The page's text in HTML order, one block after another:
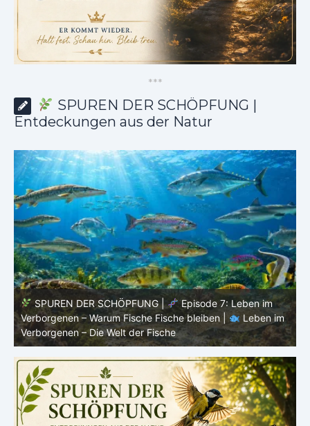
***
SPUREN DER SCHÖPFUNG |
Entdeckungen aus der Natur
SPUREN DER SCHÖPFUNG |
Episode 6:
Fortpflanzung im offenen Raum – Ordnung ohne Nest |
Leben im Verborgenen – Die Welt der Fische